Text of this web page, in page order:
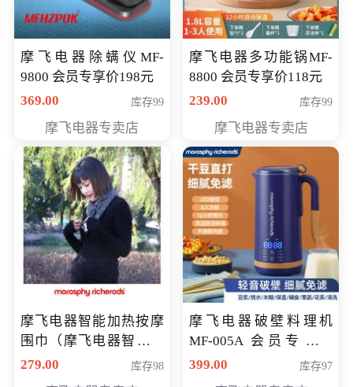
摩飞电器除螨仪MF-
9800 会员专享价198元
369.00
库存99
摩飞电器专卖店
摩飞电器多功能锅MF-
8800 会员专享价118元
239.00
库存99
摩飞电器专卖店
摩飞电器智能加热按摩
围巾（摩飞电器智能加
热按摩围脖） 会员专享
279.00 库存98
摩飞电器破壁料理机
MF-005A 会员专享价
198元
399.00 库存97